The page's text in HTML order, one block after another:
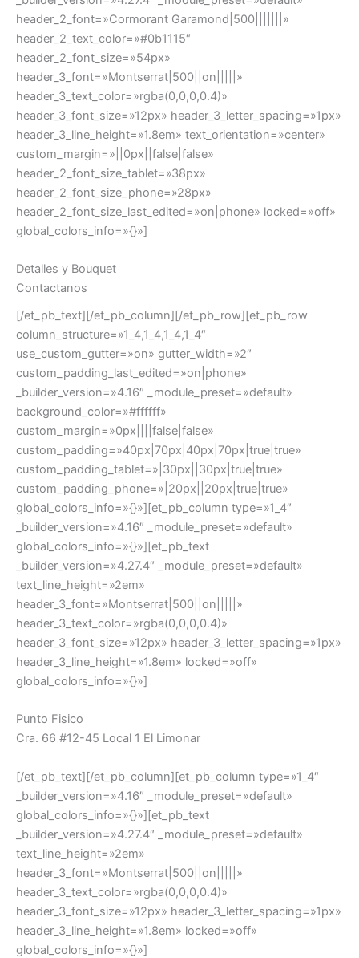
header_2_font=»Cormorant Garamond|500|||||||»
header_2_text_color=»#0b1115″
header_2_font_size=»54px»
header_3_font=»Montserrat|500||on|||||»
header_3_text_color=»rgba(0,0,0,0.4)»
header_3_font_size=»12px» header_3_letter_spacing=»1px»
header_3_line_height=»1.8em» text_orientation=»center»
custom_margin=»||0px||false|false»
header_2_font_size_tablet=»38px»
header_2_font_size_phone=»28px»
header_2_font_size_last_edited=»on|phone» locked=»off»
global_colors_info=»{}»]
Detalles y Bouquet
Contactanos
[/et_pb_text][/et_pb_column][/et_pb_row][et_pb_row
column_structure=»1_4,1_4,1_4,1_4″
use_custom_gutter=»on» gutter_width=»2″
custom_padding_last_edited=»on|phone»
_builder_version=»4.16″ _module_preset=»default»
background_color=»#ffffff»
custom_margin=»0px||||false|false»
custom_padding=»40px|70px|40px|70px|true|true»
custom_padding_tablet=»|30px||30px|true|true»
custom_padding_phone=»|20px||20px|true|true»
global_colors_info=»{}»][et_pb_column type=»1_4″
_builder_version=»4.16″ _module_preset=»default»
global_colors_info=»{}»][et_pb_text
_builder_version=»4.27.4″ _module_preset=»default»
text_line_height=»2em»
header_3_font=»Montserrat|500||on|||||»
header_3_text_color=»rgba(0,0,0,0.4)»
header_3_font_size=»12px» header_3_letter_spacing=»1px»
header_3_line_height=»1.8em» locked=»off»
global_colors_info=»{}»]
Punto Fisico
Cra. 66 #12-45 Local 1 El Limonar
[/et_pb_text][/et_pb_column][et_pb_column type=»1_4″
_builder_version=»4.16″ _module_preset=»default»
global_colors_info=»{}»][et_pb_text
_builder_version=»4.27.4″ _module_preset=»default»
text_line_height=»2em»
header_3_font=»Montserrat|500||on|||||»
header_3_text_color=»rgba(0,0,0,0.4)»
header_3_font_size=»12px» header_3_letter_spacing=»1px»
header_3_line_height=»1.8em» locked=»off»
global_colors_info=»{}»]